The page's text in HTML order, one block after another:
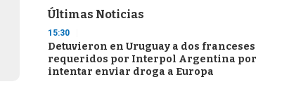
Últimas Noticias
15:30
Detuvieron en Uruguay a dos franceses
requeridos por Interpol Argentina por
intentar enviar droga a Europa